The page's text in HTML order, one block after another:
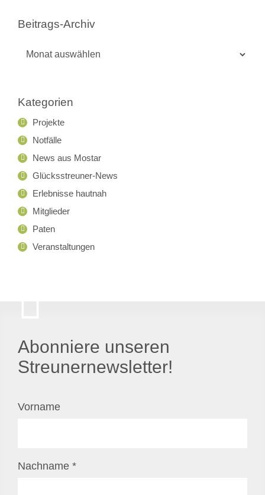
Beitrags-Archiv
Kategorien
Projekte
Notfälle
News aus Mostar
Glücksstreuner-News
Erlebnisse hautnah
Mitglieder
Paten
Veranstaltungen
Abonniere unseren
Streunernewsletter!
Vorname
Nachname *